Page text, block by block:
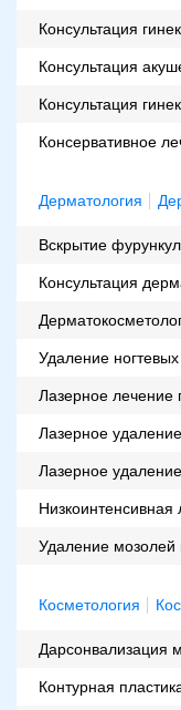
Консультация
Консультация
Консультация
Консервативное
Дерматология
Вскрытие
Консультация
Удаление
Лазерное лечение
Лазерное
Лазерное
Низкоинтенсивная
Удаление мозолей
Косметология
Дарсонвализация
Контурная